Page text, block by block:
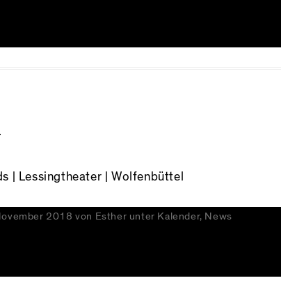
| Lessingtheater | Wolfenbüttel
2018 von Esther unter Kalender, News